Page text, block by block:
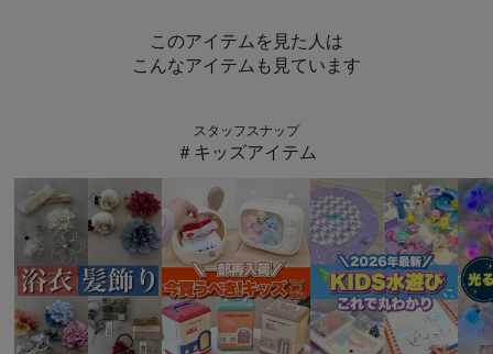
このアイテムを見た人は
こんなアイテムも見ています
スタッフスナップ
＃キッズアイテム